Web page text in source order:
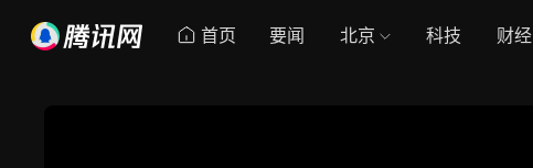
首页 要闻 北京 科技 财经